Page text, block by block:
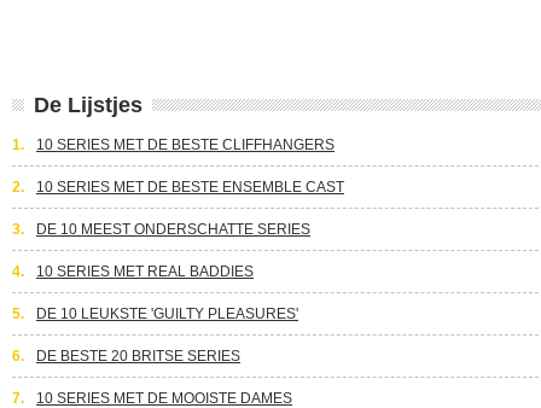
De Lijstjes
1. 10 SERIES MET DE BESTE CLIFFHANGERS
2. 10 SERIES MET DE BESTE ENSEMBLE CAST
3. DE 10 MEEST ONDERSCHATTE SERIES
4. 10 SERIES MET REAL BADDIES
5. DE 10 LEUKSTE 'GUILTY PLEASURES'
6. DE BESTE 20 BRITSE SERIES
7. 10 SERIES MET DE MOOISTE DAMES